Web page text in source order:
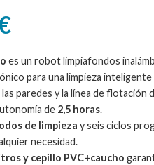
es un robot limpiafondos
para una limpieza inteligente
las paredes y la línea de flotación
de 2,5 horas.
de limpieza y seis ciclos
necesidad.
y cepillo PVC+caucho